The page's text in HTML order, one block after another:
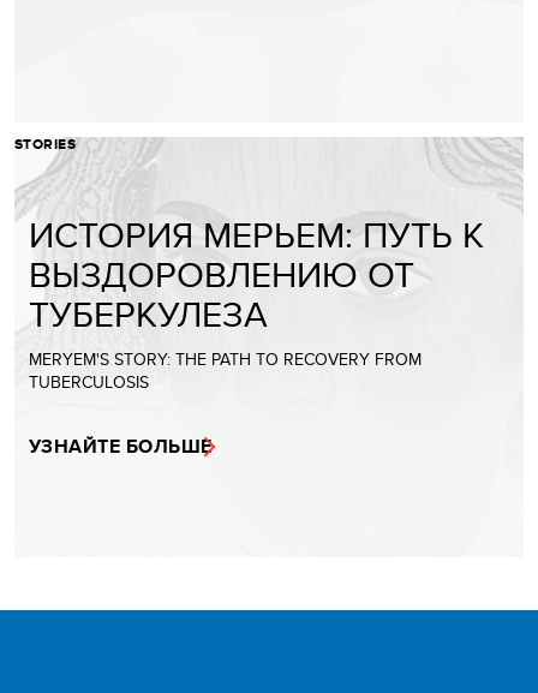
STORIES
ИСТОРИЯ МЕРЬЕМ: ПУТЬ К
ВЫЗДОРОВЛЕНИЮ ОТ
ТУБЕРКУЛЕЗА
MERYEM'S STORY: THE PATH TO RECOVERY FROM
TUBERCULOSIS
УЗНАЙТЕ БОЛЬШЕ